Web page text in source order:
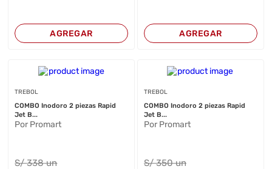
AGREGAR AGREGAR
TREBOL
COMBO Inodoro 2 piezas Rapid
Jet B...
Por Promart
S/338 un
TREBOL
COMBO Inodoro 2 piezas Rapid
Jet B...
Por Promart
S/350 un